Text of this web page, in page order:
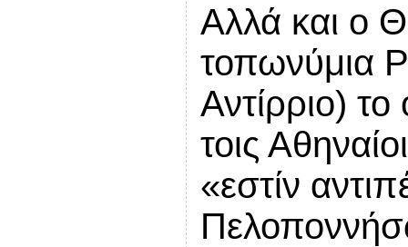
Αλλά και ο
τοπωνύμια
Αντίρριο)
τοις
«εστίν